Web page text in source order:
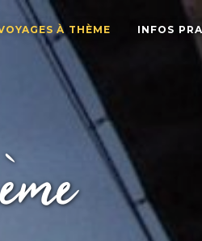
À THÈME INFOS